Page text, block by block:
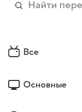
Все
Основные